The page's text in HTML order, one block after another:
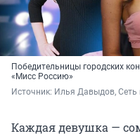
Победительницы городских
«Мисс Россию»
Источник: Илья Давыдов, Сеть
Каждая девушка —